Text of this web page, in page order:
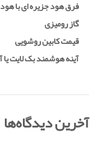
فرق هود جزیره ای با
گاز رومیزی
قیمت کابین روشویی
آینه هوشمند بک لایت یا
آخرین دیدگاه‌ها